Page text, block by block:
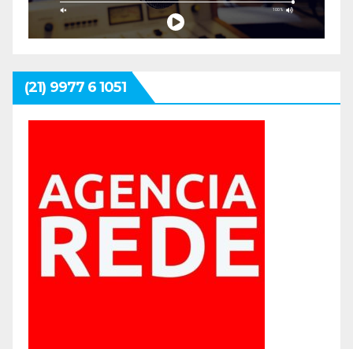
(21) 9977 6 1051